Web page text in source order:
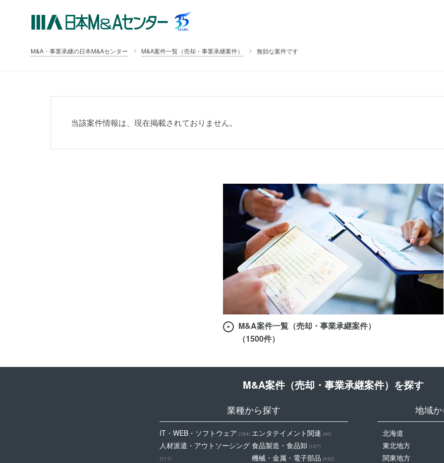
M&A・事業承継の日本M&Aセンター M&A案件一覧（売却・事業承継案件） 無効な案件です
当該案件情報は、現在掲載されておりません。
M&A案件一覧（売却・事業承継案件）
（1500件）
M&A案件（売却・事業承継案件）を探す
業種から探す
IT・WEB・ソフトウェア (184)
人材派遣・アウトソーシング
(111)
エンタテイメント関連 (40)
食品製造・食品卸 (107)
機械・金属・電子部品 (442)
地域
北海道
東北地方
関東地方